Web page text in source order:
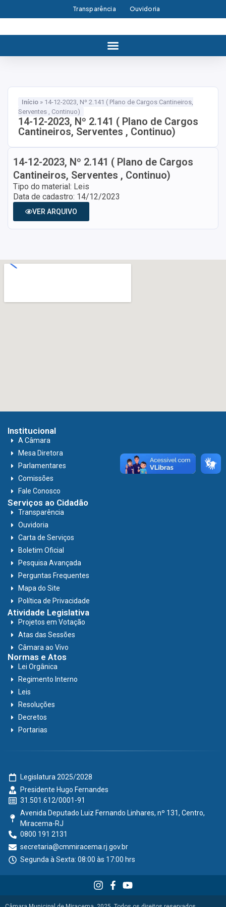
Transparência Ouvidoria
Início » 14-12-2023, Nº 2.141 ( Plano de Cargos Cantineiros,
Serventes , Continuo)
14-12-2023, Nº 2.141 ( Plano de Cargos
Cantineiros, Serventes , Continuo)
14-12-2023, Nº 2.141 ( Plano de Cargos
Cantineiros, Serventes , Continuo)
Tipo do material: Leis
Data de cadastro: 14/12/2023
VER ARQUIVO
Institucional
A Câmara
Mesa Diretora
Parlamentares
Comissões
Fale Conosco
Serviços ao Cidadão
Transparência
Ouvidoria
Carta de Serviços
Boletim Oficial
Pesquisa Avançada
Perguntas Frequentes
Mapa do Site
Política de Privacidade
Atividade Legislativa
Projetos em Votação
Atas das Sessões
Câmara ao Vivo
Normas e Atos
Lei Orgânica
Regimento Interno
Leis
Resoluções
Decretos
Portarias
Legislatura 2025/2028
Presidente Hugo Fernandes
31.501.612/0001-91
Avenida Deputado Luiz Fernando Linhares, nº 131, Centro,
Miracema-RJ
0800 191 2131
secretaria@cmmiracema.rj.gov.br
Segunda à Sexta: 08:00 às 17:00 hrs